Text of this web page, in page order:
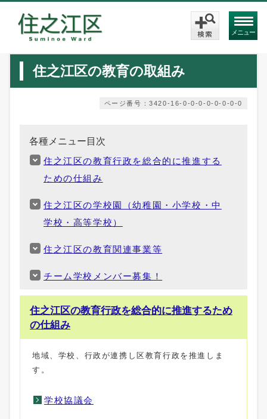
メニュー
住之江区の教育の取組み
ページ番号：3420-16-0-0-0-0-0-0-0-0
各種メニュー目次
住之江区の教育行政を総合的に推進する
ための仕組み
住之江区の学校園（幼稚園・小学校・中
学校・高等学校）
住之江区の教育関連事業等
チーム学校メンバー募集！
住之江区の教育行政を総合的に推進するため
の仕組み
地域、学校、行政が連携し区教育行政を推進しま
す。
学校協議会